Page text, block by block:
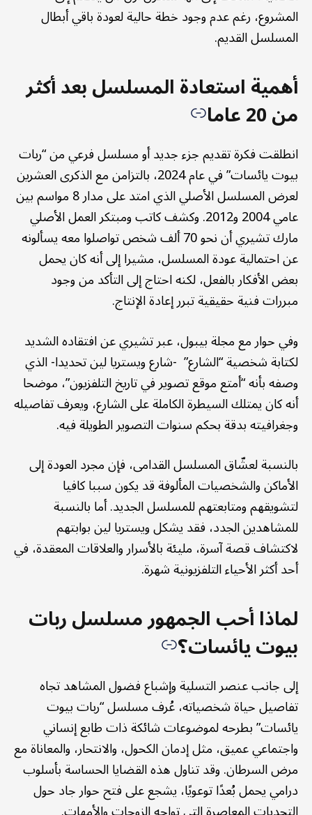
المشروع، رغم عدم وجود خطة حالية لعودة باقي أبطال
المسلسل القديم.
أهمية استعادة المسلسل بعد أكثر
من 20 عاما
انطلقت فكرة تقديم جزء جديد أو مسلسل فرعي من “ربات
بيوت يائسات” في عام 2024، بالتزامن مع الذكرى العشرين
لعرض المسلسل الأصلي الذي امتد على مدار 8 مواسم بين
عامي 2004 و2012. وكشف كاتب ومبتكر العمل الأصلي
مارك تشيري أن نحو 70 ألف شخص تواصلوا معه يسألونه
عن احتمالية عودة المسلسل، مشيرا إلى أنه كان يحمل
بعض الأفكار بالفعل، لكنه احتاج إلى التأكد من وجود
مبررات فنية حقيقية تبرر إعادة الإنتاج.
وفي حوار مع مجلة بيبول، عبر تشيري عن افتقاده الشديد
لكتابة شخصية “الشارع” -شارع ويستريا لين تحديدا- الذي
وصفه بأنه “أمتع موقع تصوير في تاريخ التلفزيون”، موضحا
أنه كان يمتلك السيطرة الكاملة على الشارع، ويعرف تفاصيله
وجغرافيته بدقة بحكم سنوات التصوير الطويلة فيه.
بالنسبة لعشّاق المسلسل القدامى، فإن مجرد العودة إلى
الأماكن والشخصيات المألوفة قد يكون سببا كافيا
لتشويقهم ومتابعتهم للمسلسل الجديد. أما بالنسبة
للمشاهدين الجدد، فقد يشكل ويستريا لين بوابتهم
لاكتشاف قصة آسرة، مليئة بالأسرار والعلاقات المعقدة، في
أحد أكثر الأحياء التلفزيونية شهرة.
لماذا أحب الجمهور مسلسل ربات
بيوت يائسات؟
إلى جانب عنصر التسلية وإشباع فضول المشاهد تجاه
تفاصيل حياة شخصياته، عُرف مسلسل “ربات بيوت
يائسات” بطرحه لموضوعات شائكة ذات طابع إنساني
واجتماعي عميق، مثل إدمان الكحول، والانتحار، والمعاناة مع
مرض السرطان. وقد تناول هذه القضايا الحساسة بأسلوب
درامي يحمل بُعدًا توعويًا، يشجع على فتح حوار جاد حول